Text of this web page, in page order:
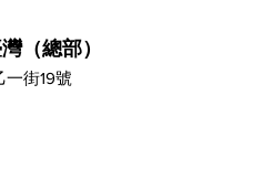
（總部）
街19號